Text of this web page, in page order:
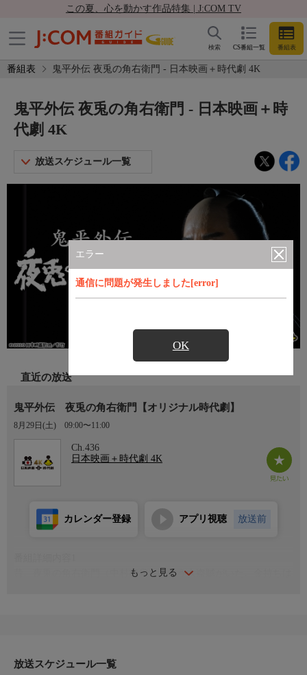
この夏、心を動かす作品特集 | J:COM TV
CS番組一覧 番組表
検索
番組表 鬼平外伝 夜兎の角右衛門 - 日本映画＋時代劇 4K
エラー
通信に問題が発生しました[error]
OK
鬼平外伝 夜兎の角右衛門 - 日本映画＋時
代劇 4K
放送スケジュール一覧
直近の放送
鬼平外伝 夜兎の角右衛門【オリジナル時代劇】
8月29日(土) 09:00〜11:00
Ch.436
日本映画＋時代劇 4K
もっと見る
カレンダー登録 アプリ視聴 放送前
昔、夜兎の角右衛門（中村梅雀）という大盗賊がいた。金持ちは
け継ぎ、自分とその一味に厳しく課す三つの掟があった。
放送スケジュール一覧